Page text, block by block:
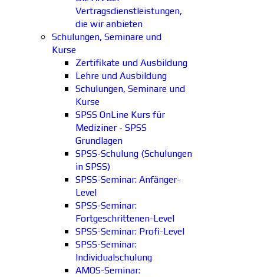
Vertragsdienstleistungen,
die wir anbieten
Schulungen, Seminare und
Kurse
Zertifikate und Ausbildung
Lehre und Ausbildung
Schulungen, Seminare und
Kurse
SPSS OnLine Kurs für
Mediziner - SPSS
Grundlagen
SPSS-Schulung (Schulungen
in SPSS)
SPSS-Seminar: Anfänger-
Level
SPSS-Seminar:
Fortgeschrittenen-Level
SPSS-Seminar: Profi-Level
SPSS-Seminar:
Individualschulung
AMOS-Seminar: